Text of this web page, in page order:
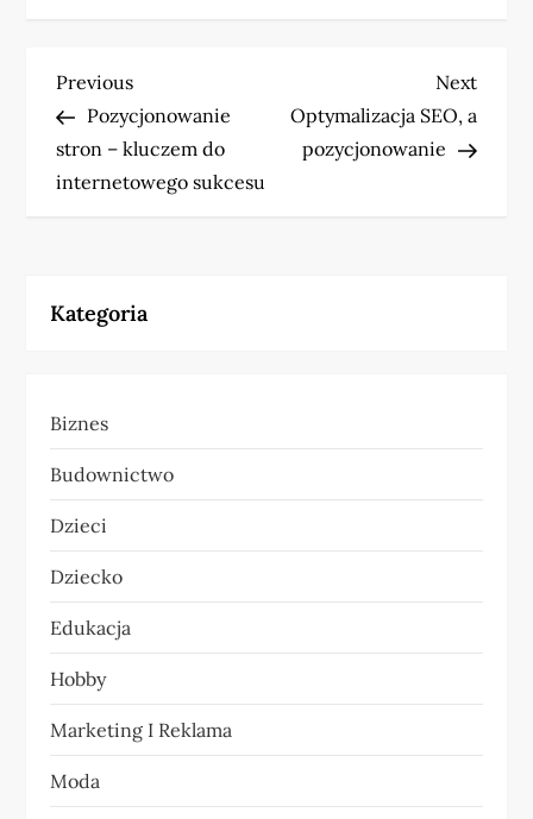
N
a
w
g
c
j
a
w
p
i
s
u
Previous
Post
Previous
Pozycjonowanie
stron – kluczem do
internetowego sukcesu
Next
Post
Next
Optymalizacja SEO, a
pozycjonowanie
Kategoria
Biznes
Budownictwo
Dzieci
Dziecko
Edukacja
Hobby
Marketing I Reklama
Moda